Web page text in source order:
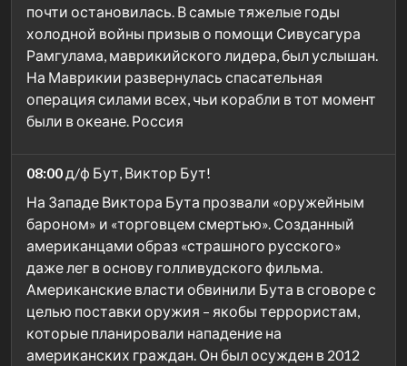
почти остановилась. В самые тяжелые годы
холодной войны призыв о помощи Сивусагура
Рамгулама, маврикийского лидера, был услышан.
На Маврикии развернулась спасательная
операция силами всех, чьи корабли в тот момент
были в океане. Россия
08:00д/ф Бут, Виктор Бут!
На Западе Виктора Бута прозвали «оружейным
бароном» и «торговцем смертью». Созданный
американцами образ «страшного русского»
даже лег в основу голливудского фильма.
Американские власти обвинили Бута в сговоре с
целью поставки оружия – якобы террористам,
которые планировали нападение на
американских граждан. Он был осужден в 2012